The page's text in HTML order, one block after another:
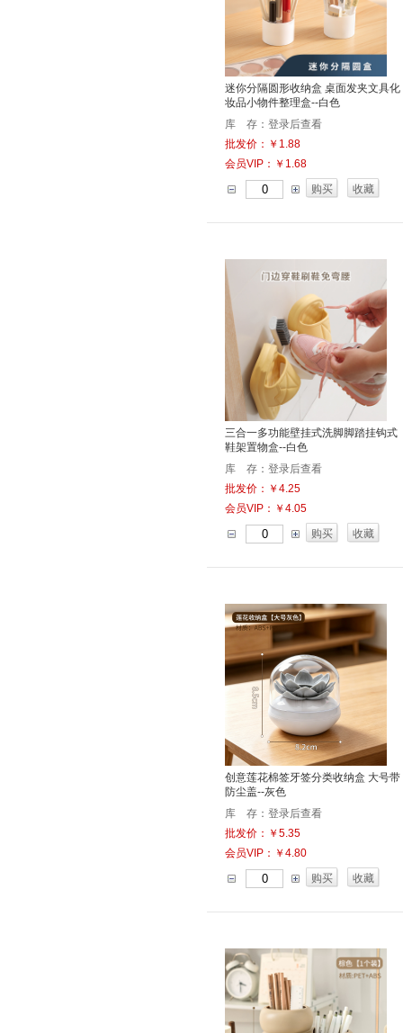
迷你分隔圆形收纳盒 桌面发夹文具化
妆品小物件整理盒--白色
库 存：登录后查看
批发价：￥1.88
会员VIP：￥1.68
购买
收藏
三合一多功能壁挂式洗脚脚踏挂钩式
鞋架置物盒--白色
库 存：登录后查看
批发价：￥4.25
会员VIP：￥4.05
购买
收藏
创意莲花棉签牙签分类收纳盒 大号带
防尘盖--灰色
库 存：登录后查看
批发价：￥5.35
会员VIP：￥4.80
购买
收藏